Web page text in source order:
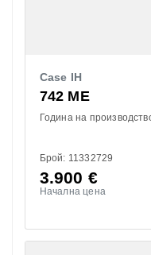
Case IH
742 ME
Година на
Брой: 11332729
3.900 €
Начална цена